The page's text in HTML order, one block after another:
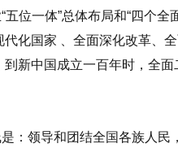
位一体”总体布局和“四个
代化国家 、全面深化改革、
新中国成立一百年时，全面
：领导和团结全国各族人